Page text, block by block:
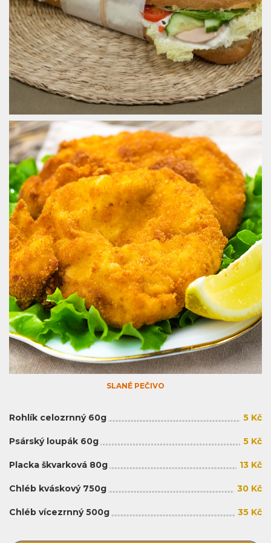
SLANÉ PEČIVO
Rohlík celozrnný 60g 5 Kč
Psárský loupák 60g 5 Kč
Placka škvarková 80g 13 Kč
Chléb kváskový 750g 30 Kč
Chléb vícezrnný 500g 35 Kč